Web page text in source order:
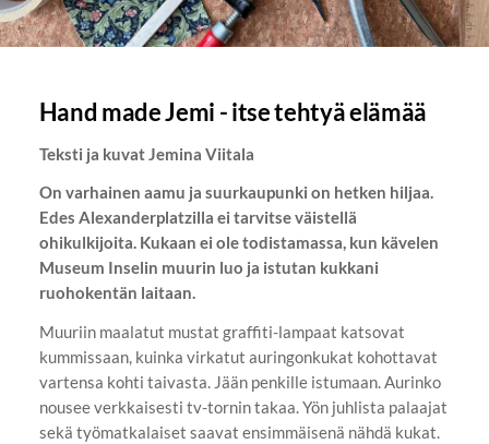
Hand made Jemi - itse tehtyä elämää
Teksti ja kuvat Jemina Viitala
On varhainen aamu ja suurkaupunki on hetken hiljaa.
Edes Alexanderplatzilla ei tarvitse väistellä
ohikulkijoita. Kukaan ei ole todistamassa, kun kävelen
Museum Inselin muurin luo ja istutan kukkani
ruohokentän laitaan.
Muuriin maalatut mustat graffiti-lampaat katsovat
kummissaan, kuinka virkatut auringonkukat kohottavat
vartensa kohti taivasta. Jään penkille istumaan. Aurinko
nousee verkkaisesti tv-tornin takaa. Yön juhlista palaajat
sekä työmatkalaiset saavat ensimmäisenä nähdä kukat.